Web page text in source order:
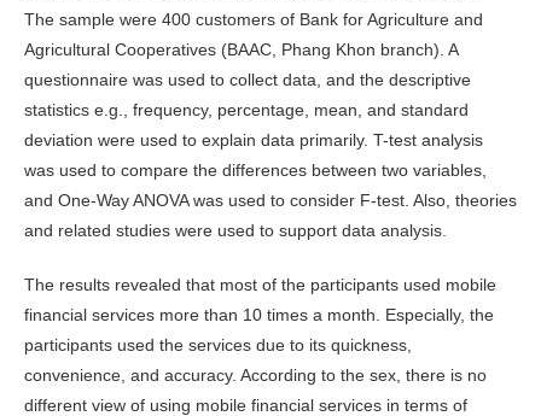
The sample were 400 customers of Bank for Agriculture and
Agricultural Cooperatives (BAAC, Phang Khon branch). A
questionnaire was used to collect data, and the descriptive
statistics e.g., frequency, percentage, mean, and standard
deviation were used to explain data primarily. T-test analysis
was used to compare the differences between two variables,
and One-Way ANOVA was used to consider F-test. Also, theories
and related studies were used to support data analysis.
The results revealed that most of the participants used mobile
financial services more than 10 times a month. Especially, the
participants used the services due to its quickness,
convenience, and accuracy. According to the sex, there is no
different view of using mobile financial services in terms of